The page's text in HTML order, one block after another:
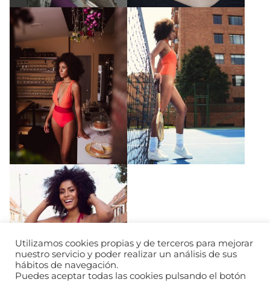
Utilizamos cookies propias y de terceros para mejorar
nuestro servicio y poder realizar un análisis de sus
hábitos de navegación.
Puedes aceptar todas las cookies pulsando el botón